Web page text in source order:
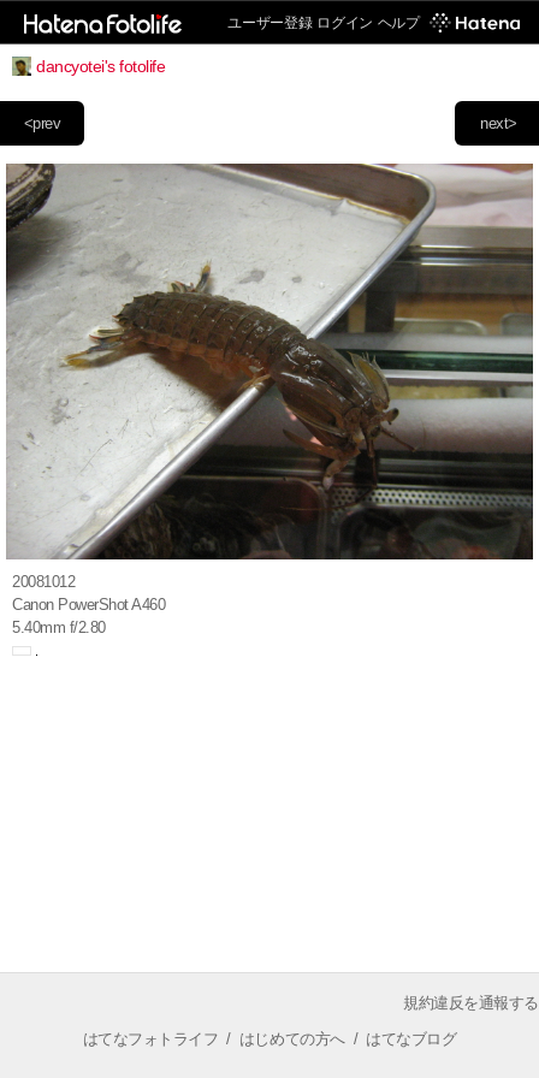
ユーザー登録 ログイン ヘルプ
dancyotei's fotolife
next>
<prev
20081012
Canon PowerShot A460
5.40mm f/2.80
規約違反を通報する
はてなフォトライフ / はじめての方へ/ はてなブログ